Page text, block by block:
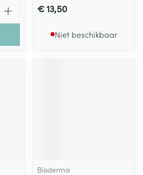
€ 13,50
Niet beschikbaar
Bioderma